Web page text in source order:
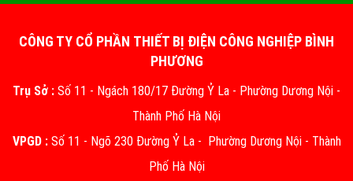
CÔNG TY CỔ PHẦN THIẾT BỊ ĐIỆN CÔNG NGHIỆP BÌNH
PHƯƠNG
Trụ Sở : Số 11 - Ngách 180/17 Đường Ỷ La - Phường Dương Nội -
Thành Phố Hà Nội
VPGD :Số 11 - Ngõ 230 Đường Ỷ La - Phường Dương Nội - Thành
Phố Hà Nội